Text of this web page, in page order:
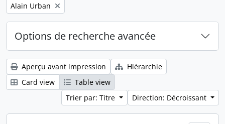
Remove filter:
Alain Urban
Options de recherche avancée
Aperçu avant impression
Hiérarchie
Card view
Table view
Trier par: Titre
Direction: Décroissant